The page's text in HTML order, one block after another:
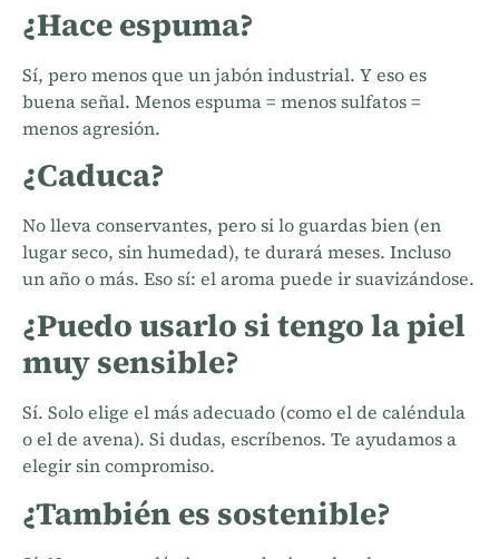
¿Hace espuma?
Sí, pero menos que un jabón industrial. Y eso es
buena señal. Menos espuma = menos sulfatos =
menos agresión.
¿Caduca?
No lleva conservantes, pero si lo guardas bien (en
lugar seco, sin humedad), te durará meses. Incluso
un año o más. Eso sí: el aroma puede ir suavizándose.
¿Puedo usarlo si tengo la piel
muy sensible?
Sí. Solo elige el más adecuado (como el de caléndula
o el de avena). Si dudas, escríbenos. Te ayudamos a
elegir sin compromiso.
¿También es sostenible?